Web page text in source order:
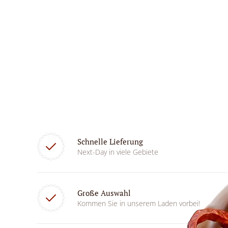
Schnelle Lieferung
Next-Day in viele Gebiete
Große Auswahl
Kommen Sie in unserem Laden vorbei!